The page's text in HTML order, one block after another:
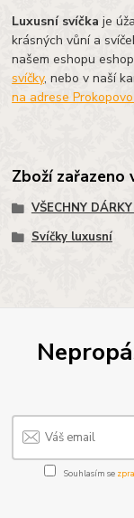
Luxusní svíčkaje
krásných vůní a
našem eshopu
svíčky, nebo v naší
na adrese
Zboží zařazeno
VŠECHNY
Svíčky luxusní
Souhlasím se